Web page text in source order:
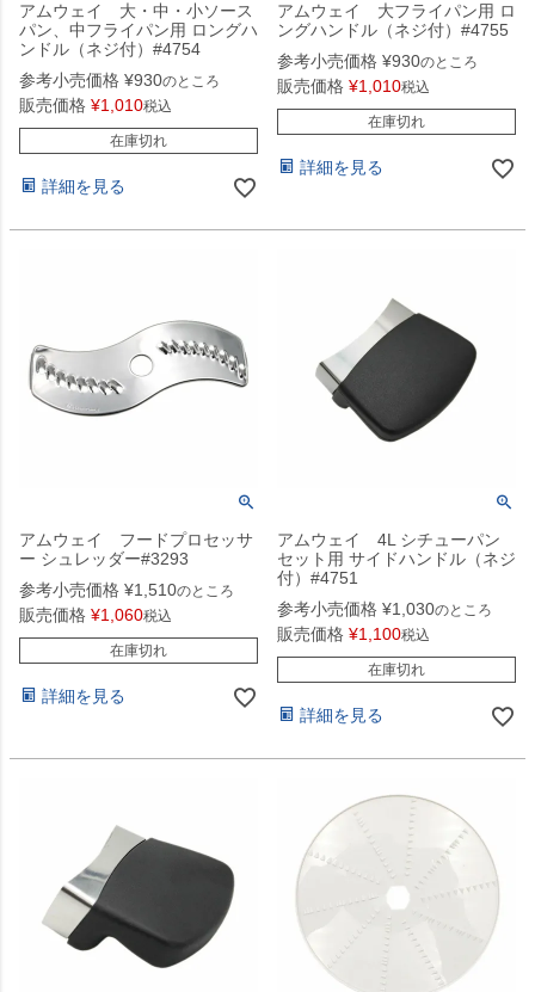
アムウェイ 大・中・小ソース
パン、中フライパン用 ロングハ
ンドル（ネジ付）#4754
参考小売価格 ¥930のところ
販売価格 ¥1,010税込
在庫切れ
詳細を見る
アムウェイ 大フライパン用 ロ
ングハンドル（ネジ付）#4755
参考小売価格 ¥930のところ
販売価格 ¥1,010税込
在庫切れ
詳細を見る
アムウェイ フードプロセッサ
ー シュレッダー#3293
参考小売価格 ¥1,510のところ
販売価格 ¥1,060税込
在庫切れ
詳細を見る
アムウェイ 4L シチューパン
セット用 サイドハンドル（ネジ
付）#4751
参考小売価格 ¥1,030のところ
販売価格 ¥1,100税込
在庫切れ
詳細を見る